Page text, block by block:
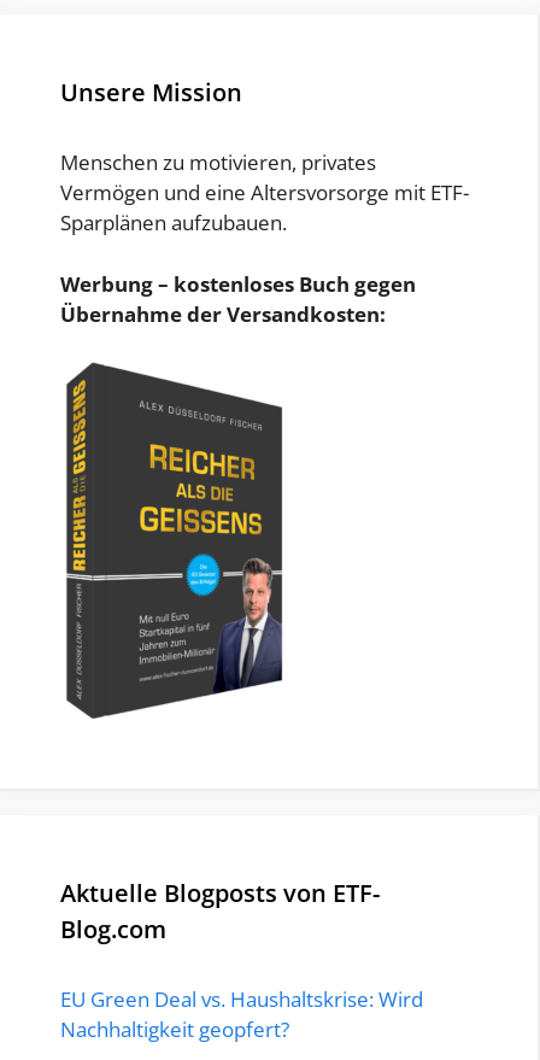
Unsere Mission
Menschen zu motivieren, privates
Vermögen und eine Altersvorsorge mit ETF-
Sparplänen aufzubauen.
Werbung – kostenloses Buch gegen
Übernahme der Versandkosten:
Aktuelle Blogposts von ETF-
Blog.com
EU Green Deal vs. Haushaltskrise: Wird
Nachhaltigkeit geopfert?